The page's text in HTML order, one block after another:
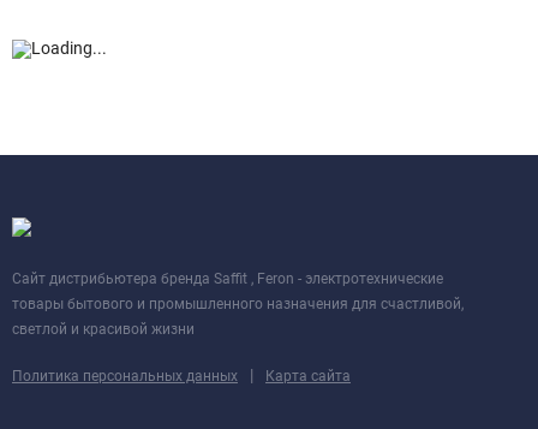
Cайт дистрибьютера бренда Saffit , Feron - электротехнические
товары бытового и промышленного назначения для счастливой,
светлой и красивой жизни
Политика персональных данных | Карта сайта